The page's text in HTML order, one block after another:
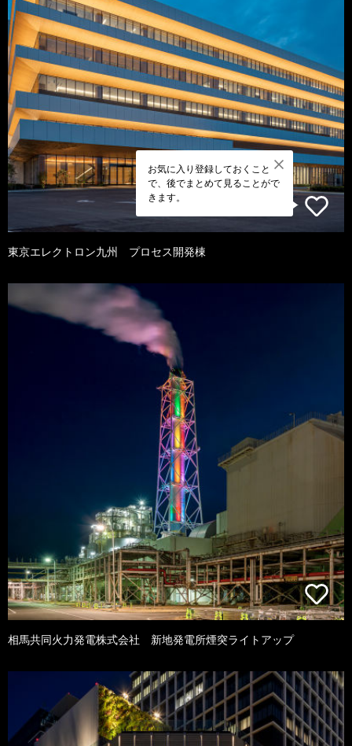
お気に入り登録しておくこと
で、後でまとめて見ることがで
きます。
東京エレクトロン九州 プロセス開発棟
相馬共同火力発電株式会社 新地発電所煙突ライトアップ